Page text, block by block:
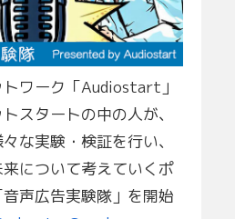
ワーク「Audiostart」
スタートの中の人が、
な実験・検証を行い、
について考えていくポ
声広告実験隊」を開始